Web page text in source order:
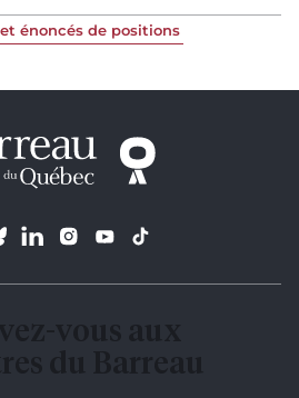
énoncés de positions
Suivez le Barreau